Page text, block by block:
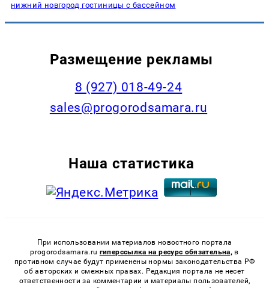
нижний новгород гостиницы с бассейном
Размещение рекламы
8 (927) 018-49-24
sales@progorodsamara.ru
Наша статистика
При использовании материалов новостного портала
progorodsamara.ru гиперссылка на ресурс обязательна, в
противном случае будут применены нормы законодательства РФ
об авторских и смежных правах. Редакция портала не несет
ответственности за комментарии и материалы пользователей,